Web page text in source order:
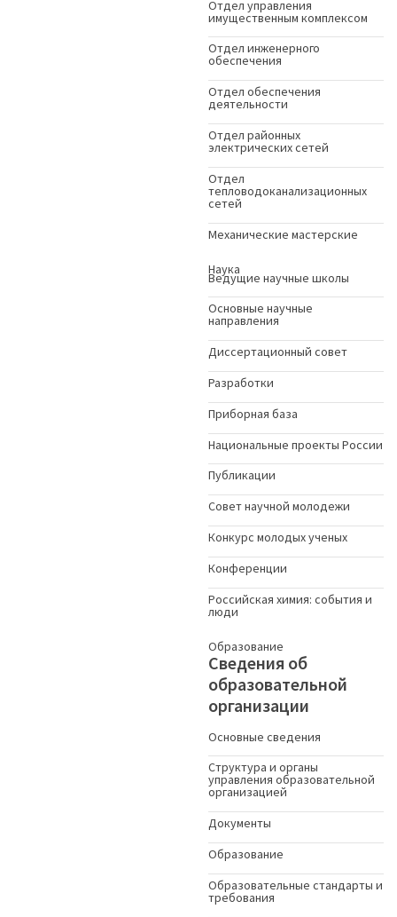
Отдел управления
имущественным комплексом
Отдел инженерного
обеспечения
Отдел обеспечения
деятельности
Отдел районных
электрических сетей
Отдел
тепловодоканализационных
сетей
Механические мастерские
Наука
Ведущие научные школы
Основные научные
направления
Диссертационный совет
Разработки
Приборная база
Национальные проекты России
Публикации
Совет научной молодежи
Конкурс молодых ученыx
Конференции
Российская химия: события и
люди
Образование
Сведения об
образовательной
организации
Основные сведения
Структура и органы
управления образовательной
организацией
Документы
Образование
Образовательные стандарты и
требования